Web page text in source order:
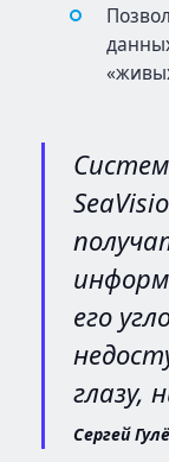
его
глазу,
Сергей